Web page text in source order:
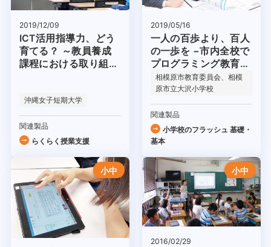
2019/12/09
ICT活用指導力、どう
育てる？ ～教員養成
課程における取り組み
沖縄女子短期大学
関連製品
らくらく授業支援
2019/05/16
一人の百歩より、百人
の一歩を −市内全校で
プログラミング教育を
実施−
相模原市教育委員会、相模
原市立大沢小学校
関連製品
小学校のフラッシュ 基礎・
基本
小中 小中
2016/02/29